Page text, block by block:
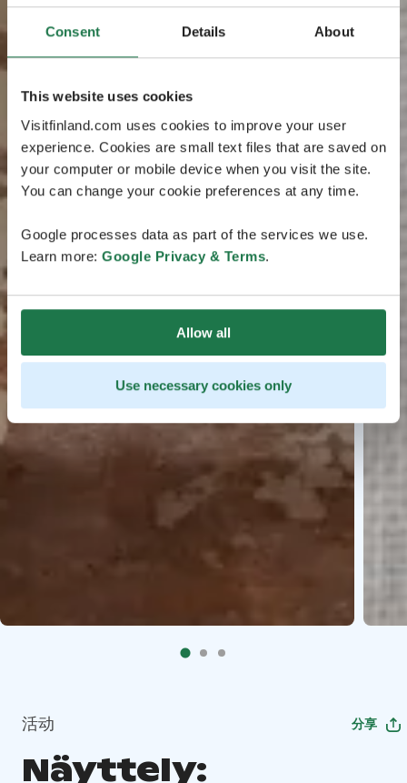
Consent Details About
This website uses cookies
Visitfinland.com uses cookies to improve your user
experience. Cookies are small text files that are saved on
your computer or mobile device when you visit the site.
You can change your cookie preferences at any time.
Google processes data as part of the services we use.
Learn more: Google Privacy & Terms.
Allow all
Use necessary cookies only
活动 分享
Näyttely: